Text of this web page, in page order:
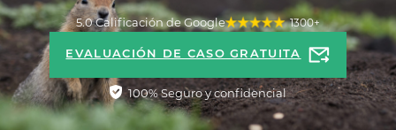
EVALUACIÓN DE CASO GRATUITA
100% Seguro y confidencial
1300+
5.0 Calificación de Google